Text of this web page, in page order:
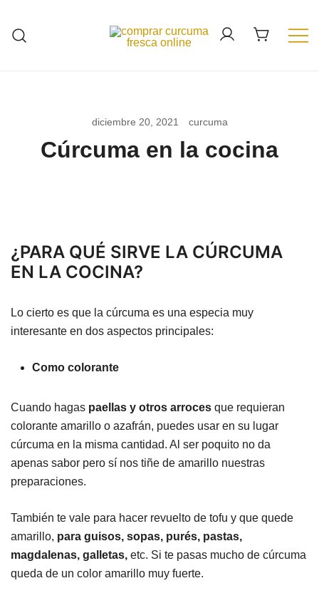
contenido
diciembre 20, 2021 curcuma
Cúrcuma en la cocina
¿PARA QUÉ SIRVE LA CÚRCUMA
EN LA COCINA?
Lo cierto es que la cúrcuma es una especia muy
interesante en dos aspectos principales:
Como colorante
Cuando hagas paellas y otros arroces que requieran
colorante amarillo o azafrán, puedes usar en su lugar
cúrcuma en la misma cantidad. Al ser poquito no da
apenas sabor pero sí nos tiñe de amarillo nuestras
preparaciones.
También te vale para hacer revuelto de tofu y que quede
amarillo, para guisos, sopas, purés, pastas,
magdalenas, galletas, etc. Si te pasas mucho de cúrcuma
queda de un color amarillo muy fuerte.